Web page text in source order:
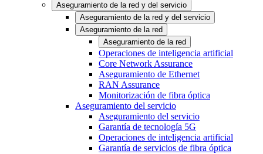
Aseguramiento de la red y del servicio
Aseguramiento de la red y del servicio
Aseguramiento de la red
Aseguramiento de la red
Operaciones de inteligencia artificial
Core Network Assurance
Aseguramiento de Ethernet
RAN Assurance
Monitorización de fibra óptica
Aseguramiento del servicio
Aseguramiento del servicio
Garantía de tecnología 5G
Operaciones de inteligencia artificial
Garantía de servicios de fibra óptica